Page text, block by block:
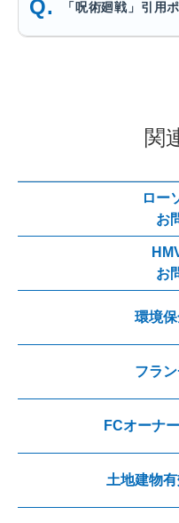
「呪術廻戦」引用
関
ロー
お
お
環境
フラ
FCオーナ
土地建物